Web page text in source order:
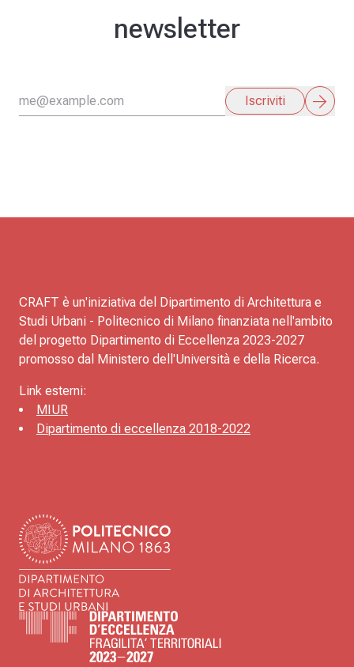
newsletter
Iscriviti arrow_forward
CRAFT è un'iniziativa del Dipartimento di Architettura e
Studi Urbani - Politecnico di Milano finanziata nell'ambito
del progetto Dipartimento di Eccellenza 2023-2027
promosso dal Ministero dell'Università e della Ricerca.
Link esterni:
MIUR
Dipartimento di eccellenza 2018-2022